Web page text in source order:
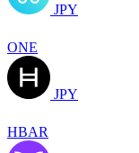
JPY
ONE
JPY
HBAR